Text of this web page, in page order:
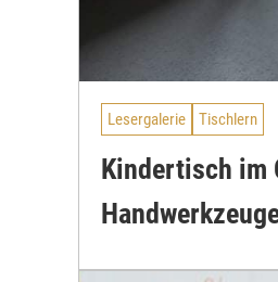
Lesergalerie Tischlern
Kindertisch im